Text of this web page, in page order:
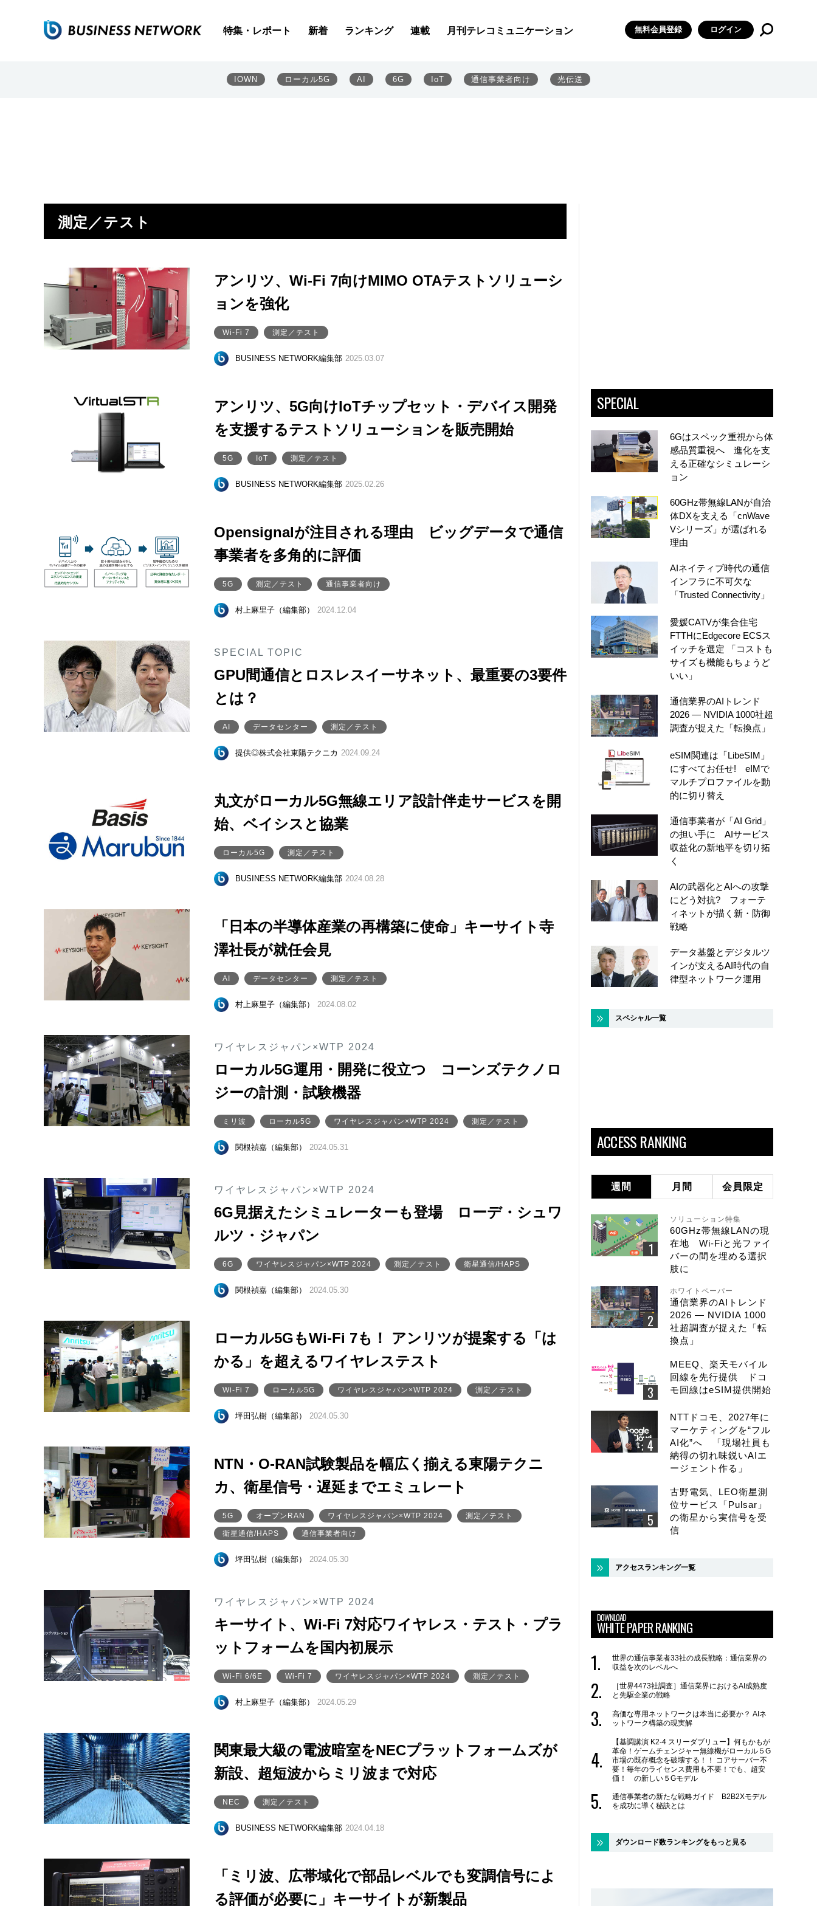
特集・レポート 新着 ランキング 連載 月刊テレコミュニケーション 無料会員登録 ログイン
IOWN ローカル5G AI 6G IoT 通信事業者向け 光伝送
測定／テスト
アンリツ、Wi-Fi 7向けMIMO OTAテストソリューシ
ョンを強化
Wi-Fi 7 測定／テスト
BUSINESS NETWORK編集部 2025.03.07
アンリツ、5G向けIoTチップセット・デバイス開発
を支援するテストソリューションを販売開始
5G IoT 測定／テスト
BUSINESS NETWORK編集部 2025.02.26
Opensignalが注目される理由 ビッグデータで通信
事業者を多角的に評価
5G 測定／テスト 通信事業者向け
村上麻里子（編集部） 2024.12.04
SPECIAL TOPIC
GPU間通信とロスレスイーサネット、最重要の3要件
とは？
AI データセンター 測定／テスト
提供◎株式会社東陽テクニカ 2024.09.24
丸文がローカル5G無線エリア設計伴走サービスを開
始、ベイシスと協業
ローカル5G 測定／テスト
BUSINESS NETWORK編集部 2024.08.28
「日本の半導体産業の再構築に使命」キーサイト寺
澤社長が就任会見
AI データセンター 測定／テスト
村上麻里子（編集部） 2024.08.02
ワイヤレスジャパン×WTP 2024
ローカル5G運用・開発に役立つ コーンズテクノロ
ジーの計測・試験機器
ミリ波 ローカル5G ワイヤレスジャパン×WTP 2024 測定／テスト
関根禎嘉（編集部） 2024.05.31
ワイヤレスジャパン×WTP 2024
6G見据えたシミュレーターも登場 ローデ・シュワ
ルツ・ジャパン
6G ワイヤレスジャパン×WTP 2024 測定／テスト 衛星通信/HAPS
関根禎嘉（編集部） 2024.05.30
ローカル5GもWi-Fi 7も！ アンリツが提案する「は
かる」を超えるワイヤレステスト
Wi-Fi 7 ローカル5G ワイヤレスジャパン×WTP 2024 測定／テスト
坪田弘樹（編集部） 2024.05.30
NTN・O-RAN試験製品を幅広く揃える東陽テクニ
カ、衛星信号・遅延までエミュレート
5G オープンRAN ワイヤレスジャパン×WTP 2024 測定／テスト
衛星通信/HAPS 通信事業者向け
坪田弘樹（編集部） 2024.05.30
ワイヤレスジャパン×WTP 2024
キーサイト、Wi-Fi 7対応ワイヤレス・テスト・プラ
ットフォームを国内初展示
Wi-Fi 6/6E Wi-Fi 7 ワイヤレスジャパン×WTP 2024 測定／テスト
村上麻里子（編集部） 2024.05.29
関東最大級の電波暗室をNECプラットフォームズが
新設、超短波からミリ波まで対応
NEC 測定／テスト
BUSINESS NETWORK編集部 2024.04.18
「ミリ波、広帯域化で部品レベルでも変調信号によ
る評価が必要に」キーサイトが新製品
SPECIAL
6Gはスペック重視から体
感品質重視へ 進化を支
える正確なシミュレーシ
ョン
60GHz帯無線LANが自治
体DXを支える「cnWave
Vシリーズ」が選ばれる
理由
AIネイティブ時代の通信
インフラに不可欠な
「Trusted Connectivity」
愛媛CATVが集合住宅
FTTHにEdgecore ECSス
イッチを選定 「コストも
サイズも機能もちょうど
いい」
通信業界のAIトレンド
2026 ― NVIDIA 1000社超
調査が捉えた「転換点」
eSIM関連は「LibeSIM」
にすべてお任せ! eIMで
マルチプロファイルを動
的に切り替え
通信事業者が「AI Grid」
の担い手に AIサービス
収益化の新地平を切り拓
く
AIの武器化とAIへの攻撃
にどう対抗? フォーテ
ィネットが描く新・防御
戦略
データ基盤とデジタルツ
インが支えるAI時代の自
律型ネットワーク運用
スペシャル一覧
ACCESS RANKING
週間 月間 会員限定
ソリューション特集
60GHz帯無線LANの現
在地 Wi-Fiと光ファイ
バーの間を埋める選択
肢に
ホワイトペーパー
通信業界のAIトレンド
2026 ― NVIDIA 1000
社超調査が捉えた「転
換点」
MEEQ、楽天モバイル
回線を先行提供 ドコ
モ回線はeSIM提供開始
NTTドコモ、2027年に
マーケティングを“フル
AI化”へ 「現場社員も
納得の切れ味鋭いAIエ
ージェント作る」
古野電気、LEO衛星測
位サービス「Pulsar」
の衛星から実信号を受
信
アクセスランキング一覧
DOWNLOAD
WHITE PAPER RANKING
世界の通信事業者33社の成長戦略：通信業界の
収益を次のレベルへ
［世界4473社調査］通信業界におけるAI成熟度
と先駆企業の戦略
高価な専用ネットワークは本当に必要か？ AIネ
ットワーク構築の現実解
【基調講演 K2-4 スリーダブリュー】何もかもが
革命！ゲームチェンジャー無線機がローカル５G
市場の既存概念を破壊する！！ コアサーバー不
要！毎年のライセンス費用も不要！でも、超安
価！ の新しい５Gモデル
通信事業者の新たな戦略ガイド B2B2Xモデル
を成功に導く秘訣とは
ダウンロード数ランキングをもっと見る